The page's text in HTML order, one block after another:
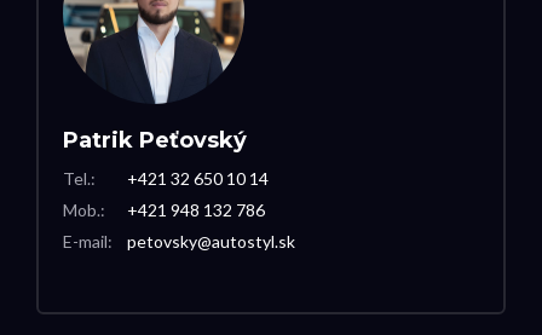
Patrik Peťovský
Tel.:
Mob.:
E-mail:
+421 32 650 10 14
+421 948 132 786
petovsky@autostyl.sk